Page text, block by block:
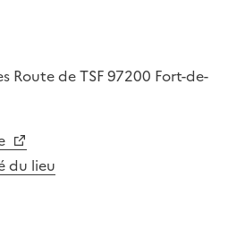
Route de TSF97200 Fort-de-
du lieu